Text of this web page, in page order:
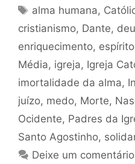
Tags
alma humana,
cristianismo, Dante,
enriquecimento, espírito
Média, igreja, Igreja
imortalidade da alma,
juízo, medo, Morte,
Ocidente, Padres da
Santo Agostinho,
Deixe um comentário